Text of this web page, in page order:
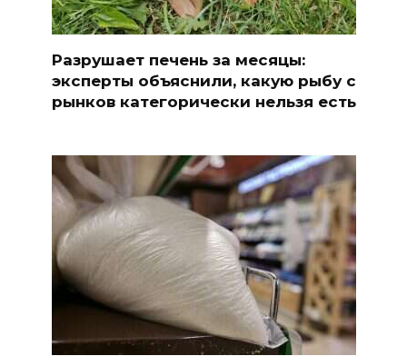
Разрушает печень за месяцы:
эксперты объяснили, какую рыбу с
рынков категорически нельзя есть